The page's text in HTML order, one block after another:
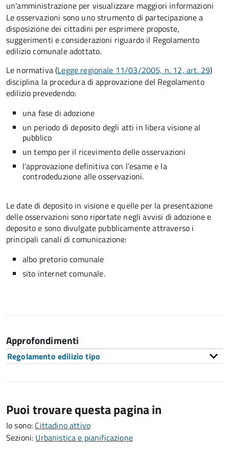
un'amministrazione per visualizzare maggiori informazioni
Le osservazioni sono uno strumento di partecipazione a
disposizione dei cittadini per esprimere proposte,
suggerimenti e considerazioni riguardo il Regolamento
edilizio comunale adottato.
Le normativa (Legge regionale 11/03/2005, n. 12, art. 29)
disciplina la procedura di approvazione del Regolamento
edilizio prevedendo:
una fase di adozione
un periodo di deposito degli atti in libera visione al
pubblico
un tempo per il ricevimento delle osservazioni
l’approvazione definitiva con l’esame e la
controdeduzione alle osservazioni.
Le date di deposito in visione e quelle per la presentazione
delle osservazioni sono riportate negli avvisi di adozione e
deposito e sono divulgate pubblicamente attraverso i
principali canali di comunicazione:
albo pretorio comunale
sito internet comunale.
Approfondimenti
Regolamento edilizio tipo
Puoi trovare questa pagina in
Io sono: Cittadino attivo
Sezioni: Urbanistica e pianificazione